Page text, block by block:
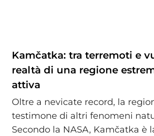
Kamčatka: tra terremoti e
realtà di una regione
attiva
Oltre a nevicate record, la
testimone di altri fenomeni
Secondo la NASA, Kamčatka è